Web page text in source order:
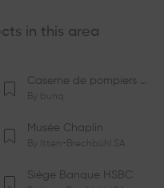
in this area
Caserne de pompiers de Bernex-Confignon
By bunq
Musée Chaplin
By Itten+Brechbühl SA
Siège Banque HSBC